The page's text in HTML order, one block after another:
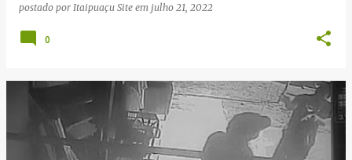
postado por Itaipuaçu Site em julho 21, 2022
0